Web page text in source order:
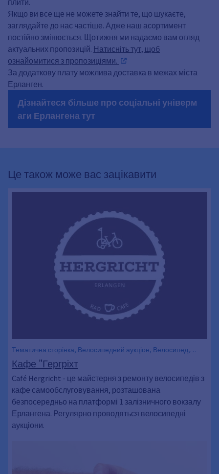
плити.
Якщо ви все ще не можете знайти те, що шукаєте,
заглядайте до нас частіше. Адже наш асортимент
постійно змінюється. Щотижня ми надаємо вам огляд
актуальних пропозицій. Натисніть тут, щоб
ознайомитися з пропозиціями.
За додаткову плату можлива доставка в межах міста
Ерланген.
Дізнайтеся більше про соціальні універм
аги Ерлангена тут
Це також може вас зацікавити
Тематична сторінка, Велосипедний аукціон, Велосипед,
Колесо, Веломайстерня, Майстер-клас, Вантажні
велосипеди, Оренда, Парковка для велосипедів, ремонт,
Ремонт, Ремонт велосипедів, Веломайстерня, Вантажний
велосипед, Транспортне колесо, Транспортний велосипед,
Причіп для велосипеда, Вантажний велосипед
Кафе "Гергріхт
Café Hergricht - це майстерня з ремонту велосипедів з
кафе самообслуговування, розташована
безпосередньо на платформі 1 залізничного вокзалу
Ерлангена. Регулярно проводяться велосипедні
аукціони.